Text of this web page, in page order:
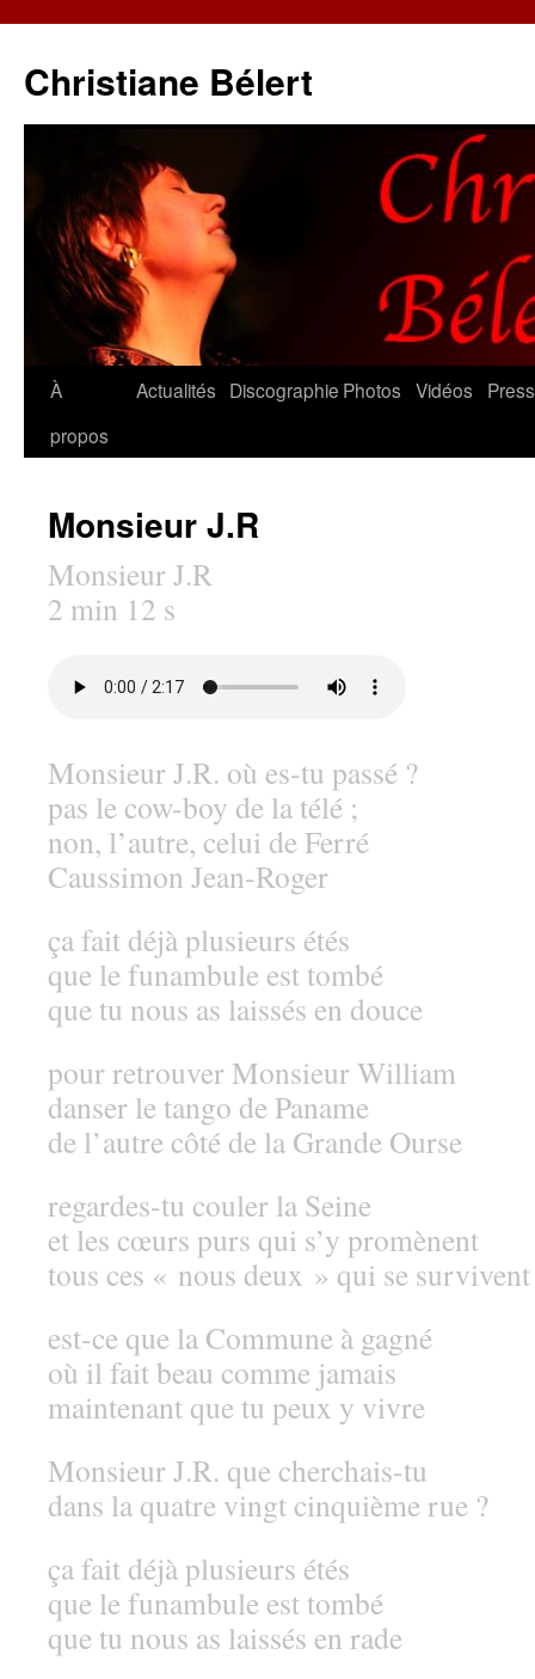
Christiane Bélert
Aller
À
propos
Actualités Discographie Photos Vidéos
Monsieur J.R
Monsieur J.R
2 min 12 s
Monsieur J.R. où es-tu passé ?
pas le cow-boy de la télé ;
non, l’autre, celui de Ferré
Caussimon Jean-Roger
ça fait déjà plusieurs étés
que le funambule est tombé
que tu nous as laissés en douce
pour retrouver Monsieur William
danser le tango de Paname
de l’autre côté de la Grande Ourse
regardes-tu couler la Seine
et les cœurs purs qui s’y promènent
tous ces « nous deux » qui se survivent
est-ce que la Commune à gagné
où il fait beau comme jamais
maintenant que tu peux y vivre
Monsieur J.R. que cherchais-tu
dans la quatre vingt cinquième rue ?
ça fait déjà plusieurs étés
que le funambule est tombé
que tu nous as laissés en rade